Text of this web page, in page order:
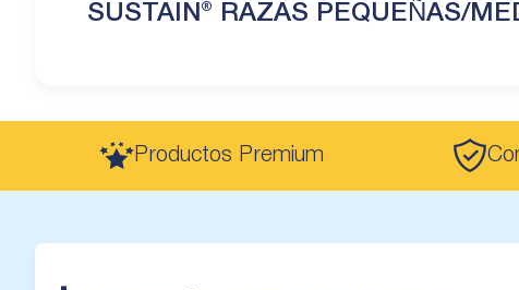
SUSTAIN® RAZAS PEQUEÑAS/
Productos Premium